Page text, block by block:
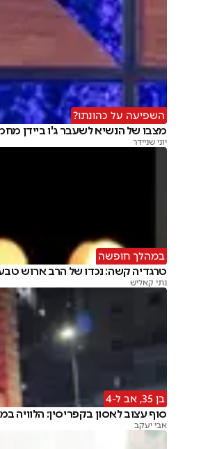
השפיעה על כהונתו?
מצבו של הנשיא לשעבר ג'ו ביידן
יוני שניידר
במהלך חופשה
טרגדיה קשה: נכדו של הרב ארוש
נתי קאליש
בן 35, אב ל-4
סוף עצוב לאסון בקפריסין: הלוויה
אבי יעקב